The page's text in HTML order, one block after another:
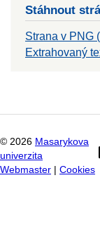
Stáhnout
Strana v PNG
Extrahovaný
© 2026 Masarykova
univerzita
Webmaster
Cookies